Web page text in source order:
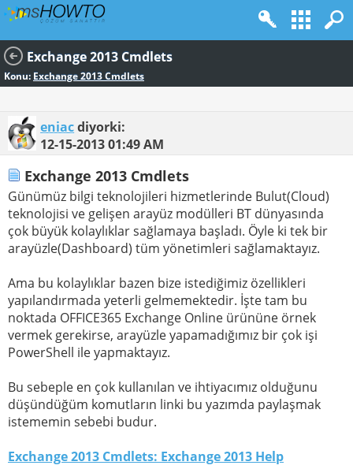
Exchange 2013 Cmdlets
Konu: Exchange 2013 Cmdlets
eniacdiyorki:
12-15-201301:49 AM
Exchange 2013 Cmdlets
Günümüz bilgi teknolojileri hizmetlerinde Bulut(Cloud)
teknolojisi ve gelişen arayüz modülleri BT dünyasında
çok büyük kolaylıklar sağlamaya başladı. Öyle ki tek bir
arayüzle(Dashboard) tüm yönetimleri sağlamaktayız.
Ama bu kolaylıklar bazen bize istediğimiz özellikleri
yapılandırmada yeterli gelmemektedir. İşte tam bu
noktada OFFICE365 Exchange Online ürününe örnek
vermek gerekirse, arayüzle yapamadığımız bir çok işi
PowerShell ile yapmaktayız.
Bu sebeple en çok kullanılan ve ihtiyacımız olduğunu
düşündüğüm komutların linki bu yazımda paylaşmak
istememin sebebi budur.
Exchange 2013 Cmdlets: Exchange 2013 Help